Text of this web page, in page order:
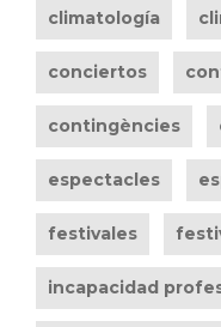
climatología
conciertos
contingències
espectacles
festivales
incapacidad